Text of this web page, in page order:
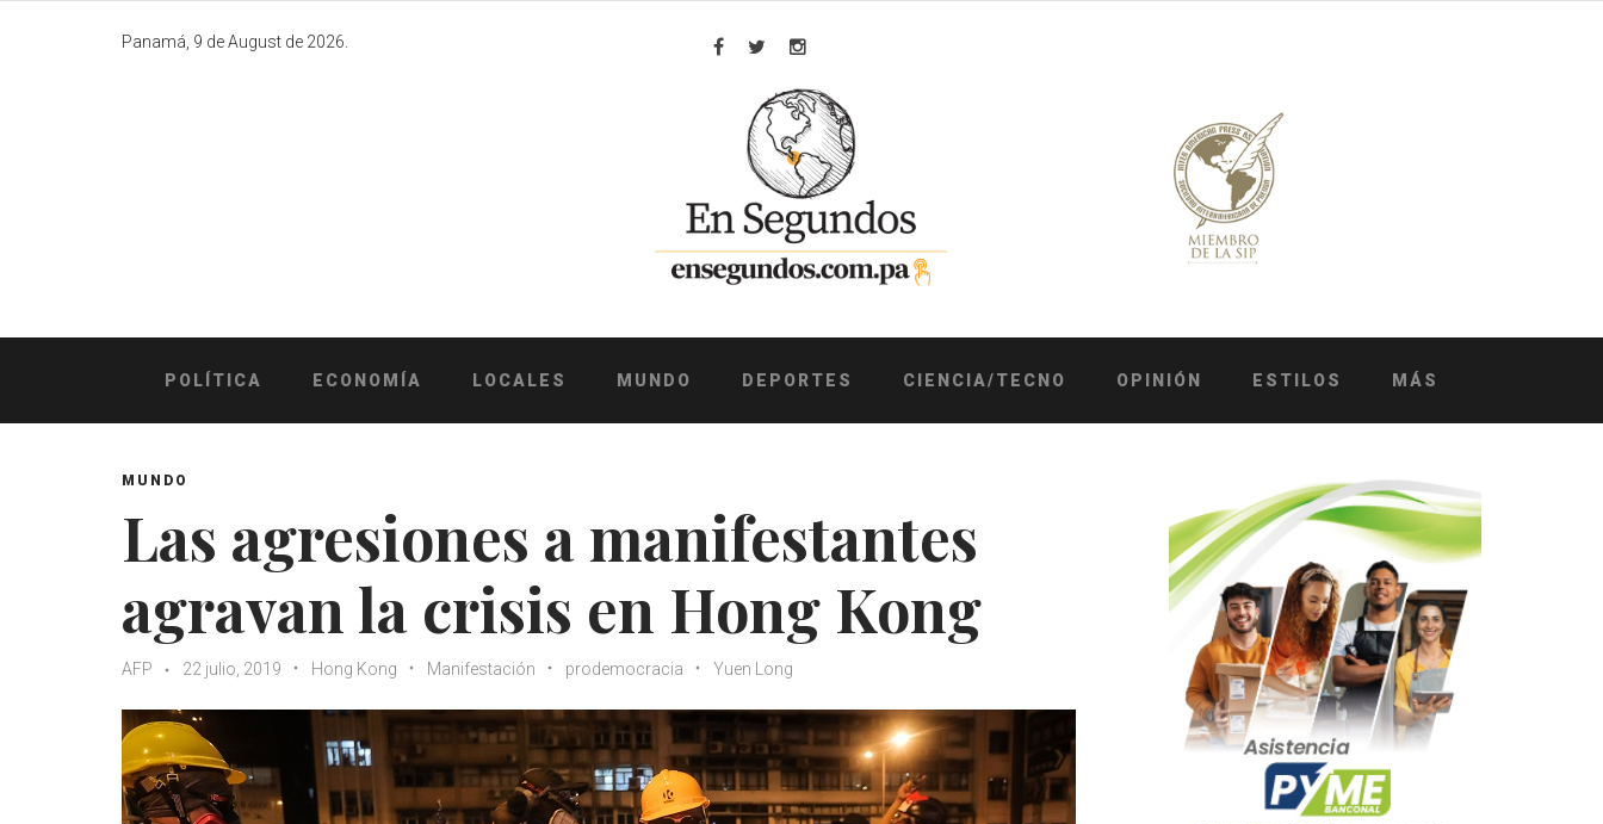
Panamá, 9 de August de 2026.
Facebook
TwitterInstagram
POLÍTICA ECONOMÍA LOCALES MUNDO DEPORTES CIENCIA/TECNO OPINIÓN ESTILOS MÁS
MUNDO
Las agresiones a manifestantes
agravan la crisis en Hong Kong
AFP 22 julio, 2019 Hong Kong Manifestación prodemocracia Yuen Long